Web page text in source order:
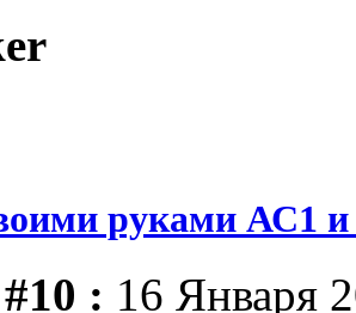
руками АС1 и
: 16 Января